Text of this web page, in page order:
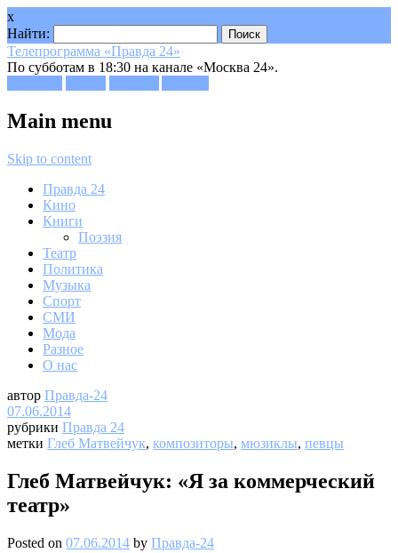
x
Найти:
Телепрограмма «Правда 24»
По субботам в 18:30 на канале «Москва 24».
Main menu
Skip to content
Правда 24
Кино
Книги
Поэзия
Театр
Политика
Музыка
Спорт
СМИ
Мода
Разное
О нас
автор Правда-24
07.06.2014
рубрики Правда 24
метки Глеб Матвейчук, композиторы, мюзиклы, певцы
Глеб Матвейчук: «Я за коммерческий
театр»
Posted on 07.06.2014 by Правда-24